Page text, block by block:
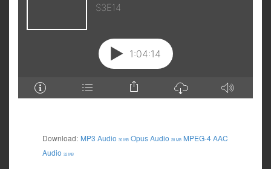
Download: MP3 Audio 30 MB Opus Audio 28 MB MPEG-4 AAC
Audio 32 MB